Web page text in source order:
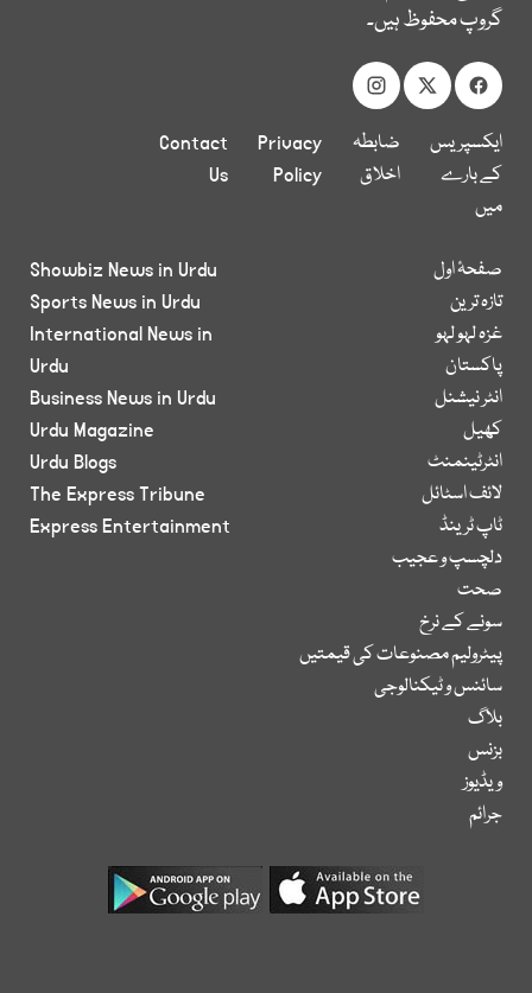
گروپ محفوظ ہیں۔
ایکسپریس
کے بارے
میں
ضابطہ
اخلاق
Privacy
Policy
Contact
Us
صفحۂ اول
تازہ ترین
غزہ لہو لہو
پاکستان
انٹر نیشنل
کھیل
انٹرٹینمنٹ
لائف اسٹائل
ٹاپ ٹرینڈ
دلچسپ و عجیب
صحت
سونے کے نرخ
پیٹرولیم مصنوعات کی قیمتیں
سائنس و ٹیکنالوجی
بلاگ
بزنس
ویڈیوز
جرائم
Showbiz News in Urdu
Sports News in Urdu
International News in
Urdu
Business News in Urdu
Urdu Magazine
Urdu Blogs
The Express Tribune
Express Entertainment